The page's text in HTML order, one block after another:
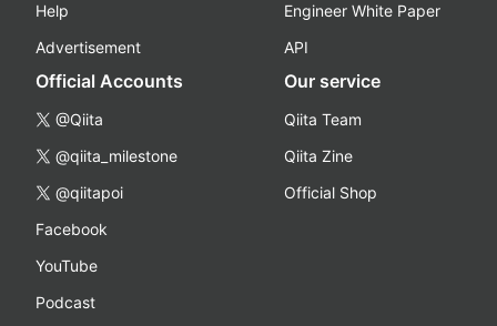
Help
Advertisement
Engineer White Paper
API
Official Accounts
@Qiita
@qiita_milestone
@qiitapoi
Facebook
YouTube
Podcast
Our service
Qiita Team
Qiita Zine
Official Shop